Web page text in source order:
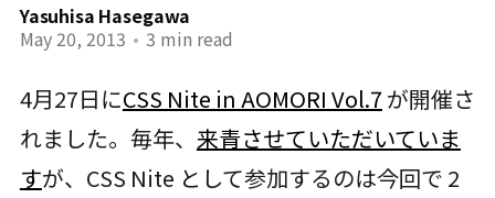
Yasuhisa Hasegawa
May 20, 2013 • 3 min read
4月27日にCSS Nite in AOMORI Vol.7が開催さ
れました。毎年、 来青させていただいていま
すが、CSS Nite として参加するのは今回で 2